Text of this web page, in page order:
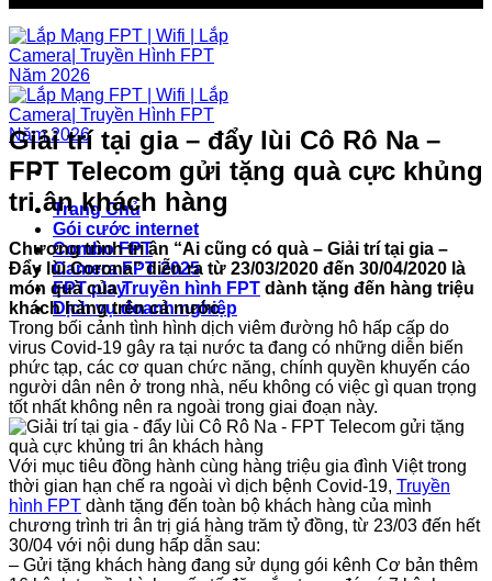
Trang Chủ
Gói cước internet
Combo FPT
Camera FPT 2025
FPT play
Dịch vụ doanh nghiệp
Giải trí tại gia – đẩy lùi Cô Rô Na –
FPT Telecom gửi tặng quà cực khủng
tri ân khách hàng
Chương trình tri ân “Ai cũng có quà – Giải trí tại gia –
Đẩy lùi Corona” diễn ra từ 23/03/2020 đến 30/04/2020 là
món quà củaTruyền hình FPT dành tặng đến hàng triệu
khách hàng trên cả nước.
Trong bối cảnh tình hình dịch viêm đường hô hấp cấp do
virus Covid-19 gây ra tại nước ta đang có những diễn biến
phức tạp, các cơ quan chức năng, chính quyền khuyến cáo
người dân nên ở trong nhà, nếu không có việc gì quan trọng
tốt nhất không nên ra ngoài trong giai đoạn này.
Với mục tiêu đồng hành cùng hàng triệu gia đình Việt trong
thời gian hạn chế ra ngoài vì dịch bệnh Covid-19, Truyền
hình FPT dành tặng đến toàn bộ khách hàng của mình
chương trình tri ân trị giá hàng trăm tỷ đồng, từ 23/03 đến hết
30/04 với nội dung hấp dẫn sau:
– Gửi tặng khách hàng đang sử dụng gói kênh Cơ bản thêm